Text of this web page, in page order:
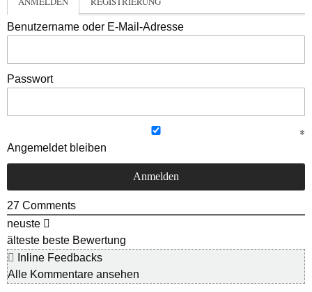
Benutzername oder E-Mail-Adresse
Passwort
Angemeldet bleiben
27 Comments
neuste
älteste beste Bewertung
Inline Feedbacks
Alle Kommentare ansehen